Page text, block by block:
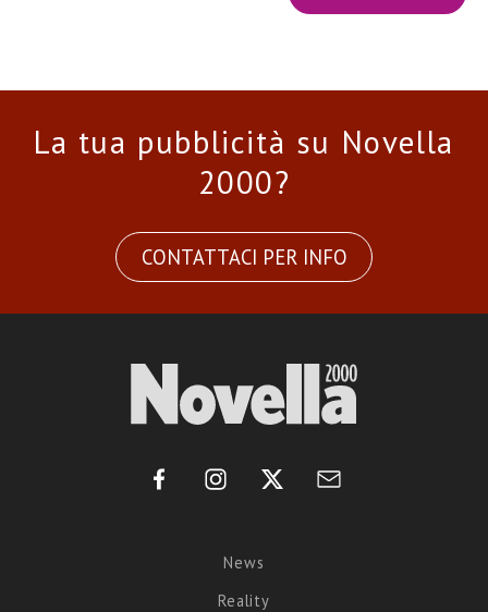
La tua pubblicità su Novella
2000?
CONTATTACI PER INFO
News
Reality